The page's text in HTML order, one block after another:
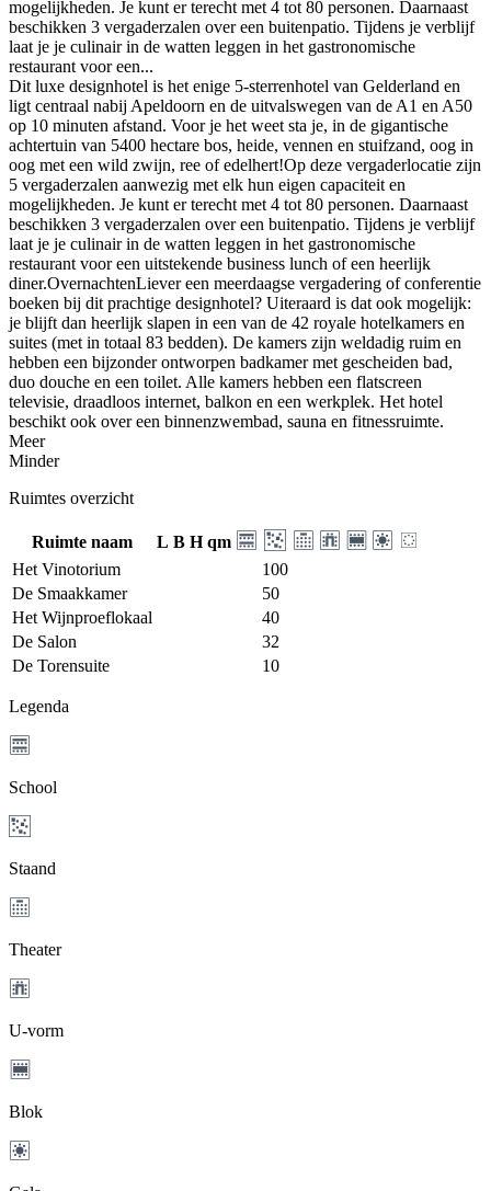
mogelijkheden. Je kunt er terecht met 4 tot 80 personen. Daarnaast
beschikken 3 vergaderzalen over een buitenpatio. Tijdens je verblijf
laat je je culinair in de watten leggen in het gastronomische
restaurant voor een...
Dit luxe designhotel is het enige 5-sterrenhotel van Gelderland en
ligt centraal nabij Apeldoorn en de uitvalswegen van de A1 en A50
op 10 minuten afstand. Voor je het weet sta je, in de gigantische
achtertuin van 5400 hectare bos, heide, vennen en stuifzand, oog in
oog met een wild zwijn, ree of edelhert!Op deze vergaderlocatie zijn
5 vergaderzalen aanwezig met elk hun eigen capaciteit en
mogelijkheden. Je kunt er terecht met 4 tot 80 personen. Daarnaast
beschikken 3 vergaderzalen over een buitenpatio. Tijdens je verblijf
laat je je culinair in de watten leggen in het gastronomische
restaurant voor een uitstekende business lunch of een heerlijk
diner.OvernachtenLiever een meerdaagse vergadering of conferentie
boeken bij dit prachtige designhotel? Uiteraard is dat ook mogelijk:
je blijft dan heerlijk slapen in een van de 42 royale hotelkamers en
suites (met in totaal 83 bedden). De kamers zijn weldadig ruim en
hebben een bijzonder ontworpen badkamer met gescheiden bad,
duo douche en een toilet. Alle kamers hebben een flatscreen
televisie, draadloos internet, balkon en een werkplek. Het hotel
beschikt ook over een binnenzwembad, sauna en fitnessruimte.
Meer
Minder
Ruimtes overzicht
Ruimte naam L B H qm
Het Vinotorium
100
De Smaakkamer
50
Het Wijnproeflokaal
40
De Salon
32
De Torensuite
10
Legenda
School
Staand
Theater
U-vorm
Blok